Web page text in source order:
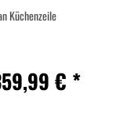
Küchenzeile
€ *